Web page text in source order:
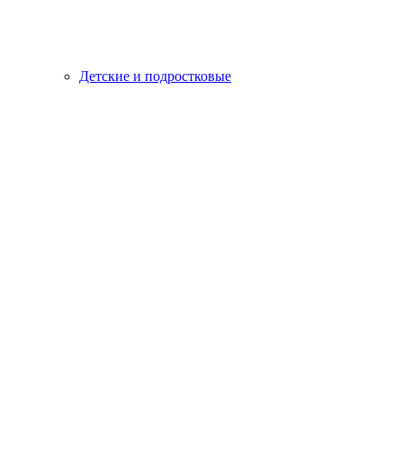
Детские и подростковые